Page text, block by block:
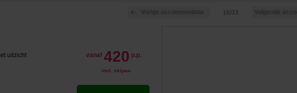
16/33
uitzicht
vanaf 420 p.p.
incl. skipas